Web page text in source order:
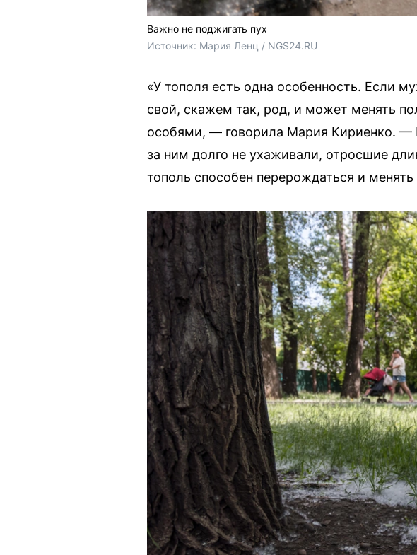
Важно не поджигать пух
Источник: Мария Ленц / NGS24.RU
«У тополя есть одна особенность. Если
свой, скажем так, род, и может менять
особями, — говорила Мария Кириенко. —
за ним долго не ухаживали, отросшие
тополь способен перерождаться и менять